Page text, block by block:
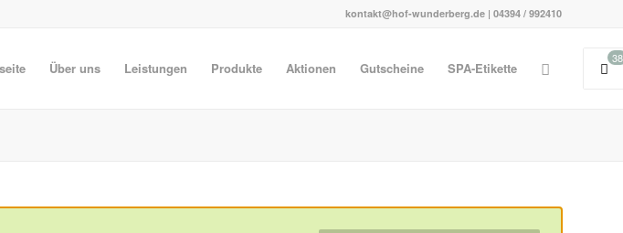
kontakt@hof-wunderberg.de | 04394 / 992410
38
Über uns Leistungen Produkte Aktionen Gutscheine SPA-Etikette